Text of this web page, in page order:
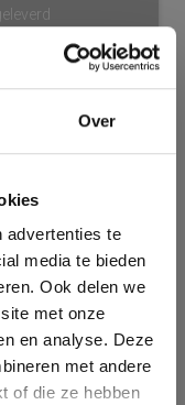
Over
advertenties te
media te bieden
Ook delen we
met onze
en analyse. Deze
met andere
of die ze hebben
CE-gekeurd & veilig